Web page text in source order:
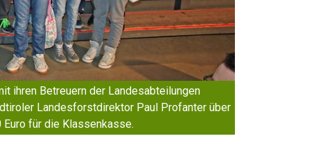
ihren Betreuern der Landesabteilungen
Landesforstdirektor Paul Profanter über
für die Klassenkasse.